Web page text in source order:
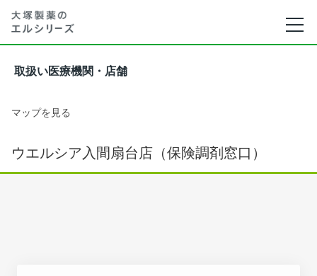
取扱い医療機関・店舗
マップを見る
ウエルシア入間扇台店（保険調剤窓口）